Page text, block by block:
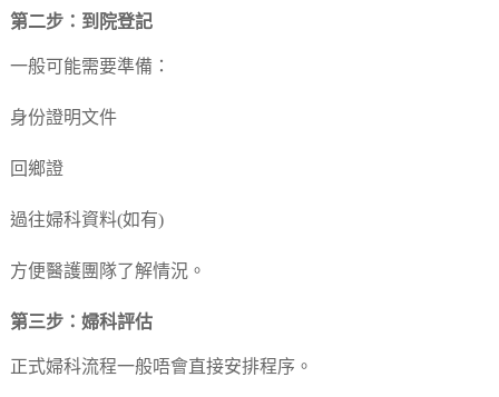
第二步：到院登記
一般可能需要準備：
身份證明文件
回鄉證
過往婦科資料(如有)
方便醫護團隊了解情況。
第三步：婦科評估
正式婦科流程一般唔會直接安排程序。